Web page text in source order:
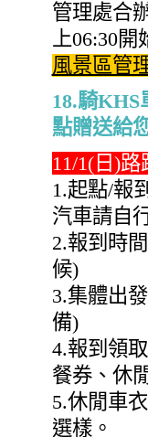
管理處合
上06:30開
風景區管
18.騎KHS
點贈送給
11/1(日)路
1.起點/報
汽車請自
2.報到時
候)
3.集體出
備)
4.報到領
餐券、 休
5.休閒車
選樣。